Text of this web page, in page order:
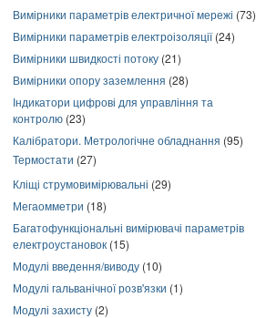
Вимірники параметрів електричної мережі (73)
Вимірники параметрів електроізоляції(24)
Вимірники швидкості потоку (21)
Вимірники опору заземлення (28)
Індикатори цифрові для управління та
контролю (23)
Калібратори. Метрологічне обладнання (95)
Термостати (27)
Кліщі струмовимірювальні (29)
Мегаомметри (18)
Багатофункціональні вимірювачі параметрів
електроустановок (15)
Модулі введення/виводу (10)
Модулі гальванічної розв'язки (1)
Модулі захисту (2)